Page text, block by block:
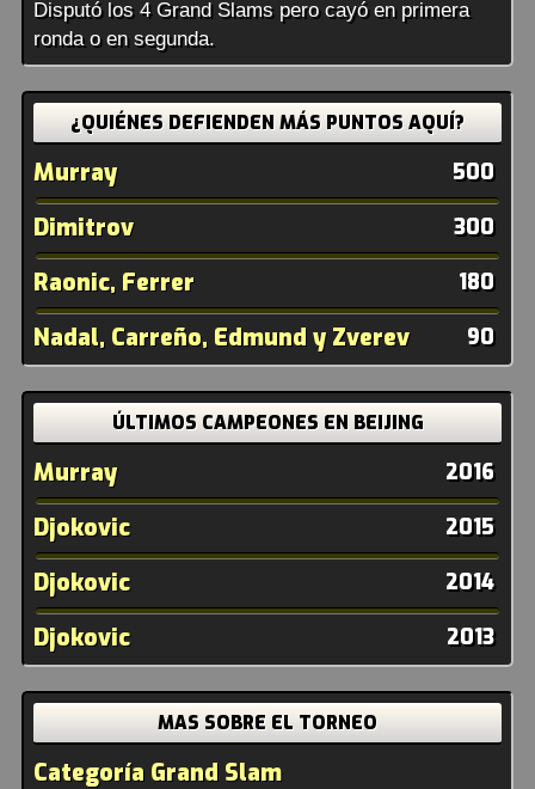
Disputó los 4 Grand Slams pero cayó en primera
ronda o en segunda.
¿QUIÉNES DEFIENDEN MÁS PUNTOS AQUÍ?
Murray 500
Dimitrov 300
Raonic, Ferrer 180
Nadal, Carreño, Edmund y Zverev 90
ÚLTIMOS CAMPEONES EN BEIJING
2016
Murray
2015
Djokovic
2014
Djokovic
2013
Djokovic
MAS SOBRE EL TORNEO
Categoría Grand Slam